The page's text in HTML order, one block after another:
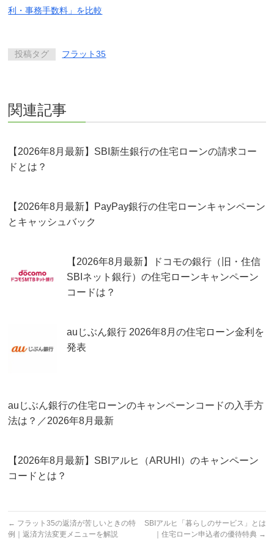
利・事務手数料」を比較
投稿タグ フラット35
関連記事
【2026年8月最新】SBI新生銀行の住宅ローンの請求コー
ドとは？
【2026年8月最新】PayPay銀行の住宅ローンキャンペーン
とキャッシュバック
【2026年8月最新】ドコモの銀行（旧・住信
SBIネット銀行）の住宅ローンキャンペーン
コードは？
auじぶん銀行 2026年8月の住宅ローン金利を
発表
auじぶん銀行の住宅ローンのキャンペーンコードの入手方
法は？／2026年8月最新
【2026年8月最新】SBIアルヒ（ARUHI）のキャンペーン
コードとは？
← フラット35の返済が苦しいときの特
例｜返済方法変更メニューを解説
SBIアルヒ「暮らしのサービス」とは
｜住宅ローン申込者の優待特典 →